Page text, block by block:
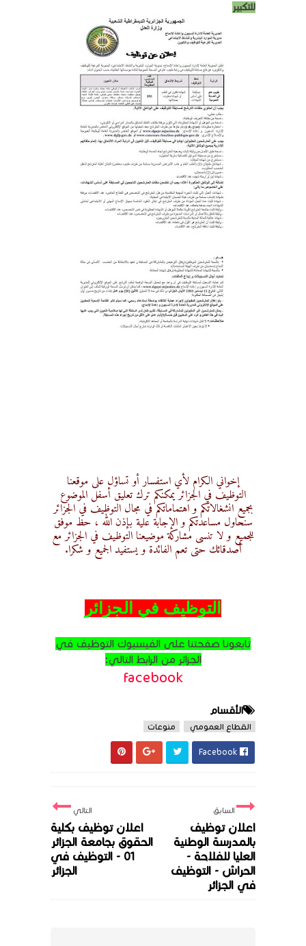
للتكبير
إخواني الكرام لأي استفسار أو تساؤل على موقعنا
التوظيف في الجزائر يمكنكم ترك تعليق أسفل الموضوع
بجميع انشغالاتكم و اهتماماتكم في مجال التوظيف في الجزائر
سنحاول مساعدتكم و الإجابة علية بإذن الله ، حظ موفق
للجميع و لا تنسى مشاركة موضيعنا التوظيف في الجزائر مع
أصدقائك حتى تعم الفائدة و يستفيد الجميع و شكرا.
التوظيف في الجزائر
تابعونا صفحتنا على الفيسبوك التوظيف في
الجزائر من الرابط التالي:
facebook
الأقسام
القطاع العمومي منوعات
التالي
اعلان توظيف بكلية
الحقوق بجامعة الجزائر
01 - التوظيف في
الجزائر
السابق
اعلان توظيف
بالمدرسة الوطنية
العليا للفلاحة -
الحراش - التوظيف
في الجزائر